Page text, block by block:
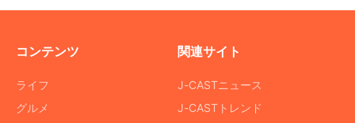
コンテンツ
ライフ
グルメ
関連サイト
J-CASTニュース
J-CASTトレンド